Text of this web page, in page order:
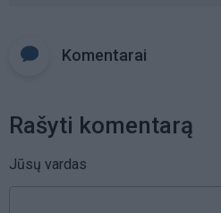
Komentarai
Rašyti komentarą
Jūsų vardas